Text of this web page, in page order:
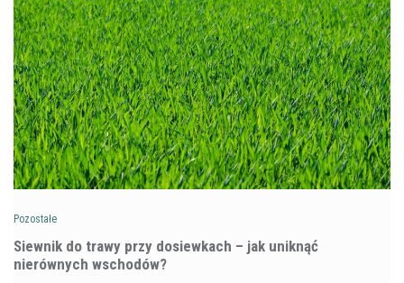
Pozostałe
Siewnik do trawy przy dosiewkach – jak uniknąć
nierównych wschodów?